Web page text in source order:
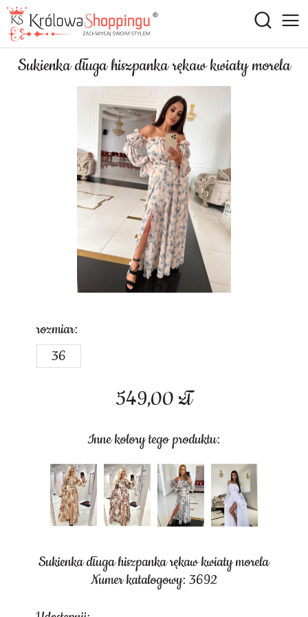
Sukienka długa hiszpanka rękaw kwiaty morela
549,00 zł
Inne kolory tego produktu:
rozmiar:
36
Sukienka długa hiszpanka rękaw kwiaty morela
Numer katalogowy: 3692